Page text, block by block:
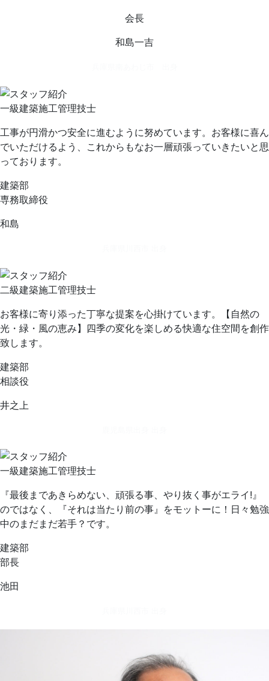
会長
和島一吉
一級建築施工管理技士
工事が円滑かつ安全に進むように努めています。お客様に喜ん
でいただけるよう、これからもなお一層頑張っていきたいと思
っております。
建築部
専務取締役
和島
二級建築施工管理技士
お客様に寄り添った丁寧な提案を心掛けています。【自然の
光・緑・風の恵み】四季の変化を楽しめる快適な住空間を創作
致します。
建築部
相談役
井之上
一級建築施工管理技士
『最後まであきらめない、頑張る事、やり抜く事がエライ!』
のではなく、『それは当たり前の事』をモットーに！日々勉強
中のまだまだ若手？です。
建築部
部長
池田